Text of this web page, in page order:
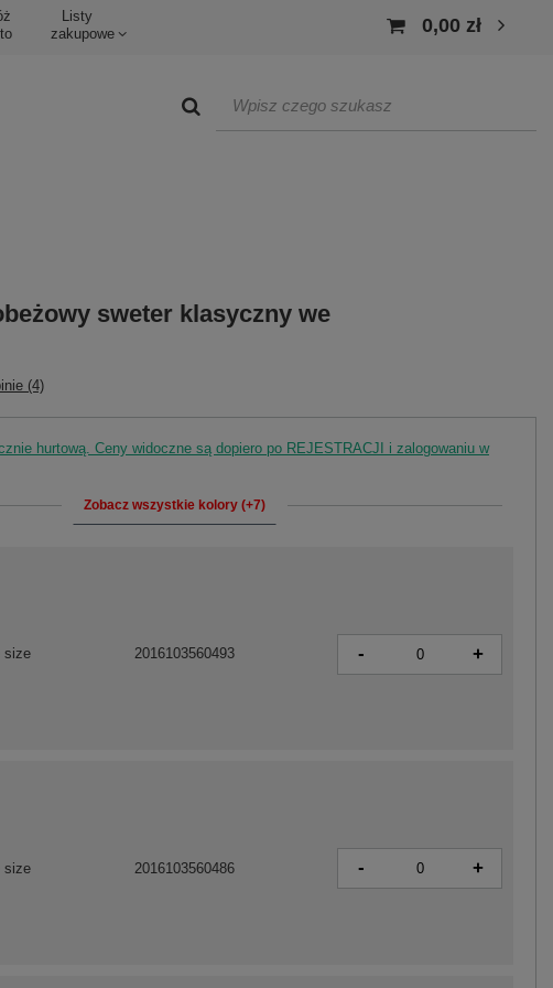
Listy
zakupowe
0,00 zł
sweter klasyczny we
(4)
hurtową. Ceny widoczne są dopiero po REJESTRACJI i zalogowaniu w
Zobacz wszystkie kolory (+7)
size 2016103560493 - +
size 2016103560486 - +